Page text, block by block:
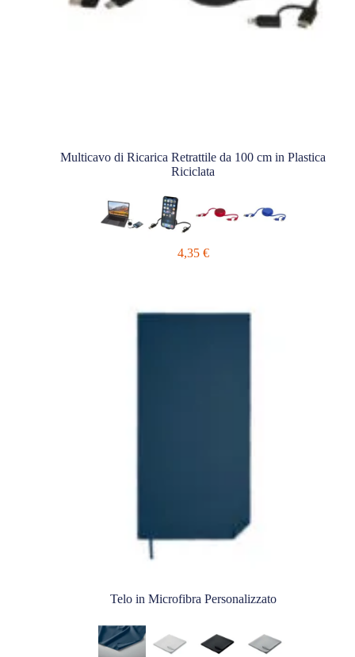
Multicavo di Ricarica Retrattile da 100 cm in Plastica
Riciclata
4,35 €
Telo in Microfibra Personalizzato